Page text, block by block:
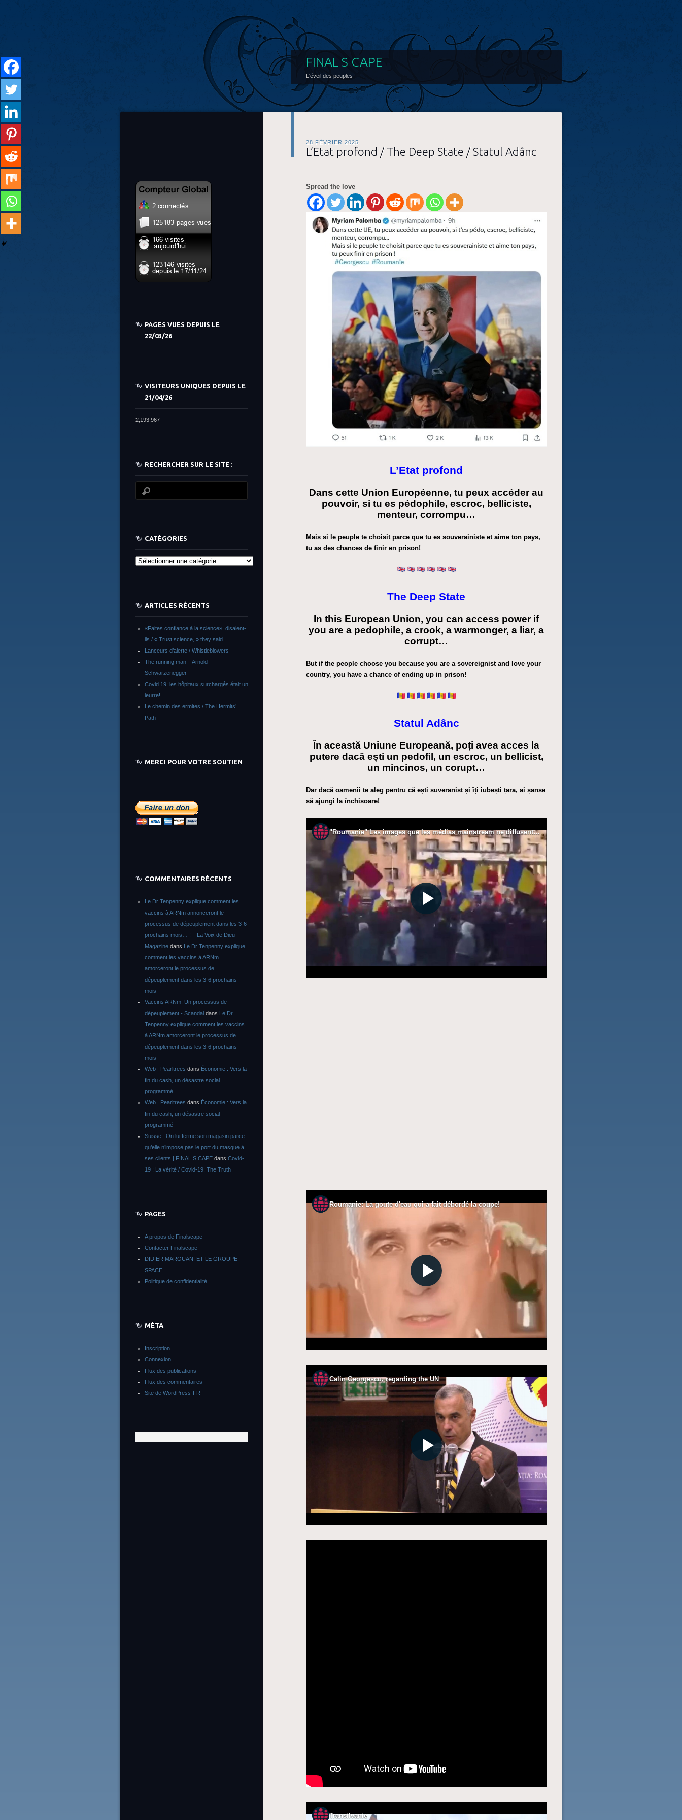
FINAL S CAPE
L'éveil des peuples
28 FÉVRIER 2025
L’Etat profond / The Deep State / Statul Adânc
Spread the love
L’Etat profond
Dans cette Union Européenne, tu peux accéder au
pouvoir, si tu es pédophile, escroc, belliciste,
menteur, corrompu…
Mais si le peuple te choisit parce que tu es souverainiste et aime ton pays,
tu as des chances de finir en prison!
The Deep State
In this European Union, you can access power if
you are a pedophile, a crook, a warmonger, a liar, a
corrupt…
But if the people choose you because you are a sovereignist and love your
country, you have a chance of ending up in prison!
Statul Adânc
În această Uniune Europeană, poți avea acces la
putere dacă ești un pedofil, un escroc, un bellicist,
un mincinos, un corupt…
Dar dacă oamenii te aleg pentru că ești suveranist și îți iubești țara, ai șanse
să ajungi la închisoare!
PAGES VUES DEPUIS LE
22/03/26
VISITEURS UNIQUES DEPUIS LE
21/04/26
2,193,967
RECHERCHER SUR LE SITE :
CATÉGORIES
Catégories
ARTICLES RÉCENTS
«Faites confiance à la science», disaient-
ils / « Trust science, » they said.
Lanceurs d’alerte / Whistleblowers
The running man – Arnold
Schwarzenegger
Covid 19: les hôpitaux surchargés était un
leurre!
Le chemin des ermites / The Hermits’
Path
MERCI POUR VOTRE SOUTIEN
COMMENTAIRES RÉCENTS
Le Dr Tenpenny explique comment les
vaccins à ARNm annonceront le
processus de dépeuplement dans les 3-6
prochains mois… ! – La Voix de Dieu
Magazine dans Le Dr Tenpenny explique
comment les vaccins à ARNm
amorceront le processus de
dépeuplement dans les 3-6 prochains
mois
Vaccins ARNm: Un processus de
dépeuplement - Scandal dans Le Dr
Tenpenny explique comment les vaccins
à ARNm amorceront le processus de
dépeuplement dans les 3-6 prochains
mois
Web | Pearltrees dans Économie : Vers la
fin du cash, un désastre social
programmé
Web | Pearltrees dans Économie : Vers la
fin du cash, un désastre social
programmé
Suisse : On lui ferme son magasin parce
qu’elle n’impose pas le port du masque à
ses clients | FINAL S CAPE dans Covid-
19 : La vérité / Covid-19: The Truth
PAGES
A propos de Finalscape
Contacter Finalscape
DIDIER MAROUANI ET LE GROUPE
SPACE
Politique de confidentialité
MÉTA
Inscription
Connexion
Flux des publications
Flux des commentaires
Site de WordPress-FR